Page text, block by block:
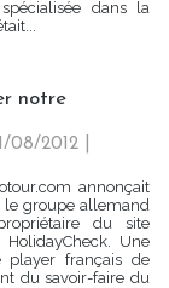
dans la
notre
08/2012
annonçait
le groupe allemand
du site
Une
français de
du savoir-faire du